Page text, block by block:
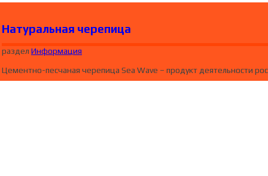
Натуральная черепица
раздел Информация
Цементно-песчаная черепица Sea Wave – продукт деятельности